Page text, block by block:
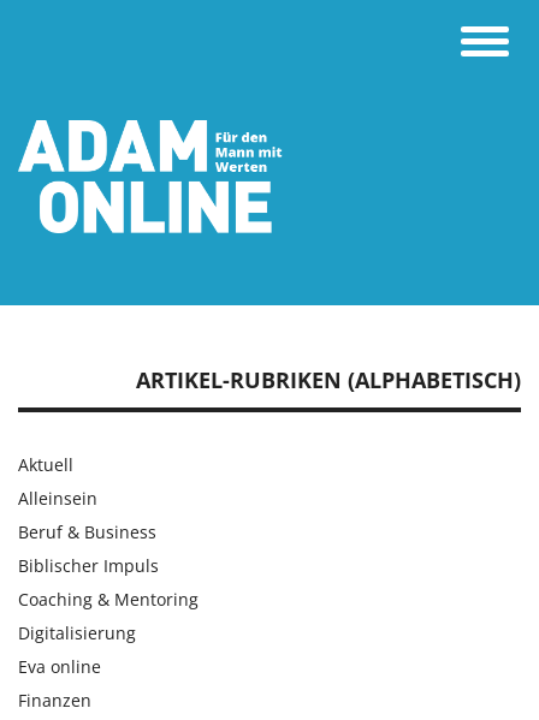
Toggle
ARTIKEL-RUBRIKEN (ALPHABETISCH)
Aktuell
Alleinsein
Beruf & Business
Biblischer Impuls
Coaching & Mentoring
Digitalisierung
Eva online
Finanzen